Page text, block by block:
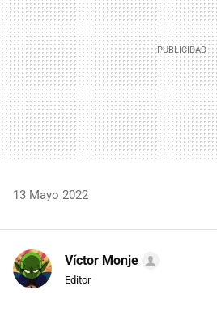
13 Mayo 2022
Víctor Monje
Editor